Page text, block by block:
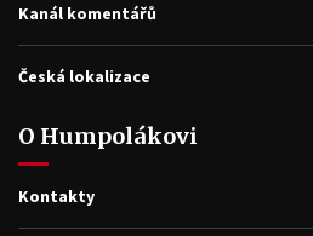
Kanál komentářů
Česká lokalizace
O Humpolákovi
Kontakty